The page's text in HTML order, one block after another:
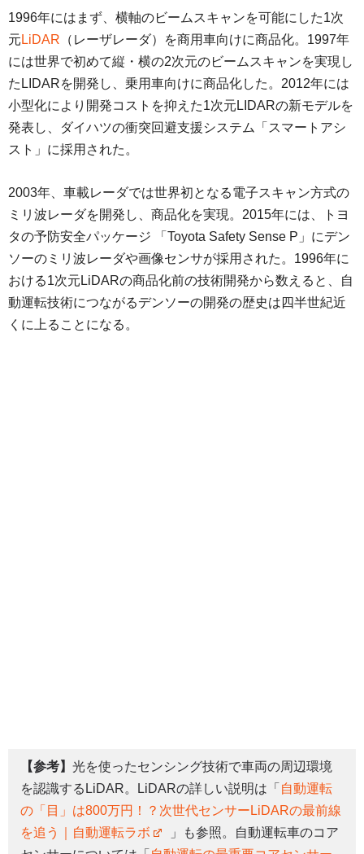
1996年にはまず、横軸のビームスキャンを可能にした1次
元 LiDAR （レーザレーダ）を商用車向けに商品化。1997年
には世界で初めて縦・横の2次元のビームスキャンを実現し
たLIDARを開発し、乗用車向けに商品化した。2012年には
小型化により開発コストを抑えた1次元LIDARの新モデルを
発表し、ダイハツの衝突回避支援システム「スマートアシ
スト」に採用された。
2003年、車載レーダでは世界初となる電子スキャン方式の
ミリ波レーダを開発し、商品化を実現。2015年には、トヨ
タの予防安全パッケージ 「Toyota Safety Sense P」にデン
ソーのミリ波レーダや画像センサが採用された。1996年に
おける1次元LiDARの商品化前の技術開発から数えると、自
動運転技術につながるデンソーの開発の歴史は四半世紀近
くに上ることになる。
【参考】 光を使ったセンシング技術で車両の周辺環境
を認識するLiDAR。LiDARの詳しい説明は「 自動運転
の「目」は800万円！？次世代センサーLiDARの最前線
を追う｜自動運転ラボ
」も参照。自動運転車のコア